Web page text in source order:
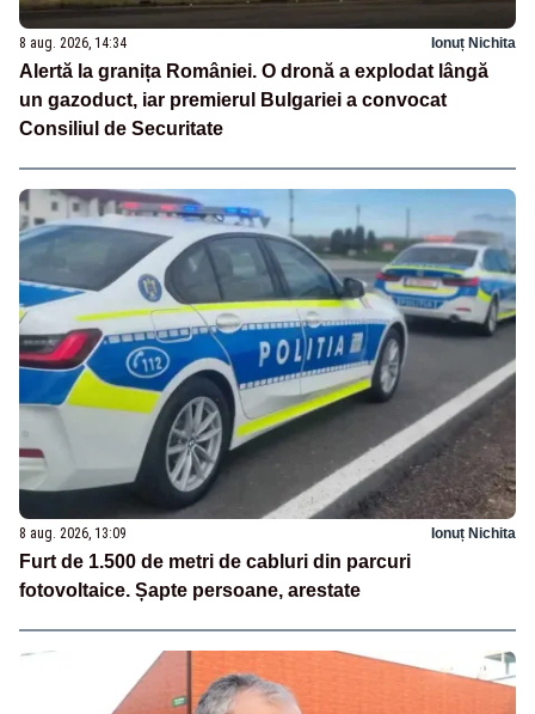
8 aug. 2026, 14:34 Ionuț Nichita
Alertă la granița României. O dronă a explodat lângă
un gazoduct, iar premierul Bulgariei a convocat
Consiliul de Securitate
8 aug. 2026, 13:09 Ionuț Nichita
Furt de 1.500 de metri de cabluri din parcuri
fotovoltaice. Șapte persoane, arestate